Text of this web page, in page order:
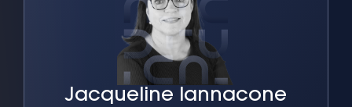
Jacqueline Iannacone